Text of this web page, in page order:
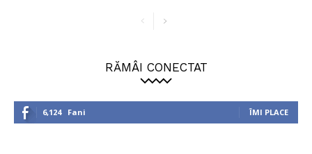
RĂMÂI CONECTAT
6,124 Fani ÎMI PLACE